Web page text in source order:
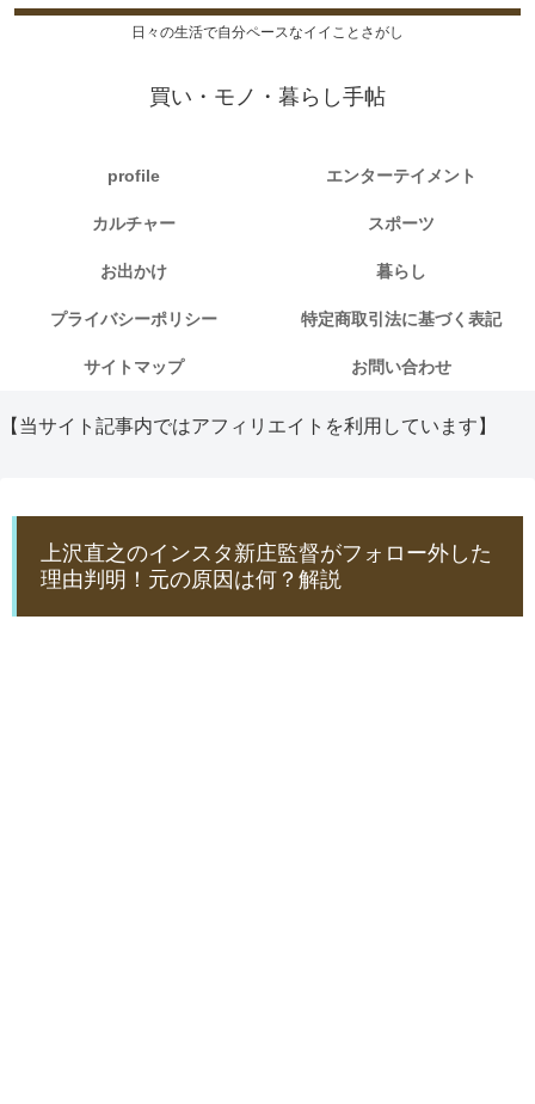
日々の生活で自分ペースなイイことさがし
買い・モノ・暮らし手帖
profile エンターテイメント
カルチャー スポーツ
お出かけ 暮らし
プライバシーポリシー 特定商取引法に基づく表記
サイトマップ お問い合わせ
【当サイト記事内ではアフィリエイトを利用しています】
上沢直之のインスタ新庄監督がフォロー外した
理由判明！元の原因は何？解説